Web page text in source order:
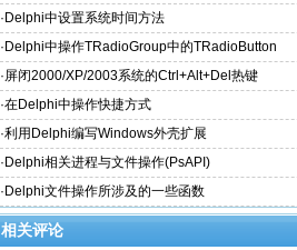
· Delphi中设置系统时间方法
· Delphi中操作TRadioGroup中的TRadioButton
·屏闭2000/XP/2003系统的Ctrl+Alt+Del热键
·在Delphi中操作快捷方式
·利用Delphi编写Windows外壳扩展
· Delphi相关进程与文件操作(PsAPI)
· Delphi文件操作所涉及的一些函数
相关评论